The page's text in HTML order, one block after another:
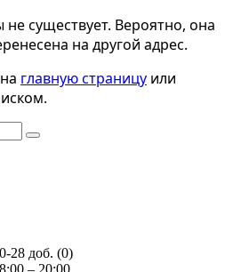
существует. Вероятно, она
на другой адрес.
главную страницу или
28 доб. (0)